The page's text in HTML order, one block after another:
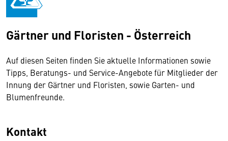
Gärtner und Floristen - Österreich
Auf diesen Seiten finden Sie aktuelle Informationen sowie
Tipps, Beratungs- und Service-Angebote für Mitglieder der
Innung der Gärtner und Floristen, sowie Garten- und
Blumenfreunde.
Kontakt